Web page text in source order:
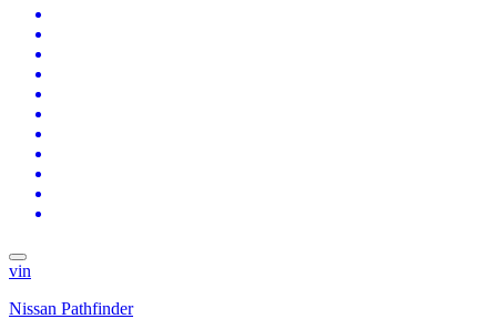
vin
Nissan Pathfinder